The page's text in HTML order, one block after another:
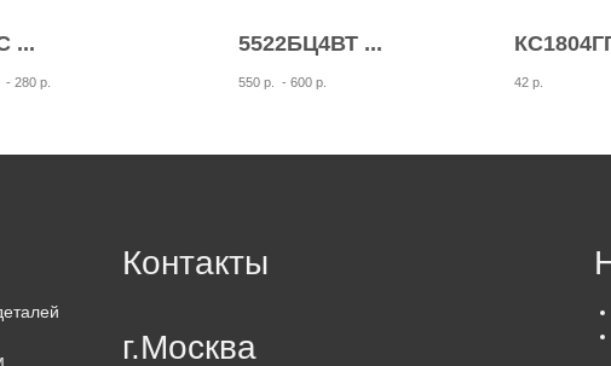
...
- 280 р.
5522БЦ4ВТ ...
550 р. - 600 р. 42 р.
Контакты
г.Москва